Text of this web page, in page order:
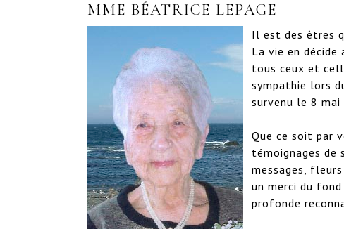
MME BÉATRICE LEPAGE
Il est des êtres
La vie en
tous ceux et
sympathie lors
survenu le 8 mai
Que ce soit par
témoignages de
messages,
un merci du
profonde